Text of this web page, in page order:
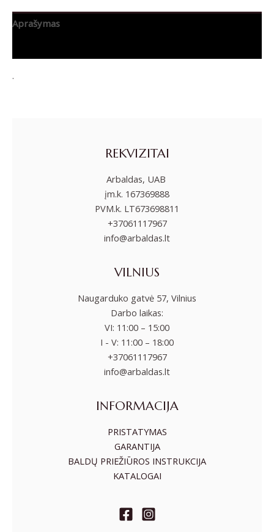
Aprašymas
.
REKVIZITAI
Arbaldas, UAB
įm.k. 167369888
PVM.k. LT673698811
+37061117967
info@arbaldas.lt
VILNIUS
Naugarduko gatvė 57, Vilnius
Darbo laikas:
VI: 11:00 – 15:00
I - V: 11:00 – 18:00
+37061117967
info@arbaldas.lt
INFORMACIJA
PRISTATYMAS
GARANTIJA
BALDŲ PRIEŽIŪROS INSTRUKCIJA
KATALOGAI